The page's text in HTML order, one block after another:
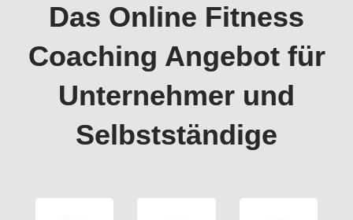
Das Online Fitness
Coa­ching Angebot für
Unter­nehmer und
Selbst­ständige